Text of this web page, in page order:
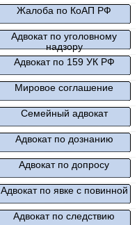
Жалоба по КоАП РФ
Адвокат по уголовному
надзору
Адвокат по 159 УК РФ
Мировое соглашение
Семейный адвокат
Адвокат по дознанию
Адвокат по допросу
Адвокат по явке с повинной
Адвокат по следствию